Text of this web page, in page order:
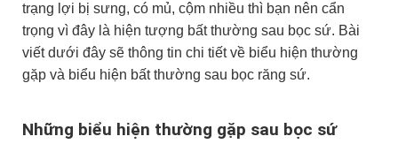
trạng lợi bị sưng, có mủ, cộm nhiều thì bạn nên cẩn
trọng vì đây là hiện tượng bất thường sau bọc sứ. Bài
viết dưới đây sẽ thông tin chi tiết về biểu hiện thường
gặp và biểu hiện bất thường sau bọc răng sứ.
Những biểu hiện thường gặp sau bọc sứ